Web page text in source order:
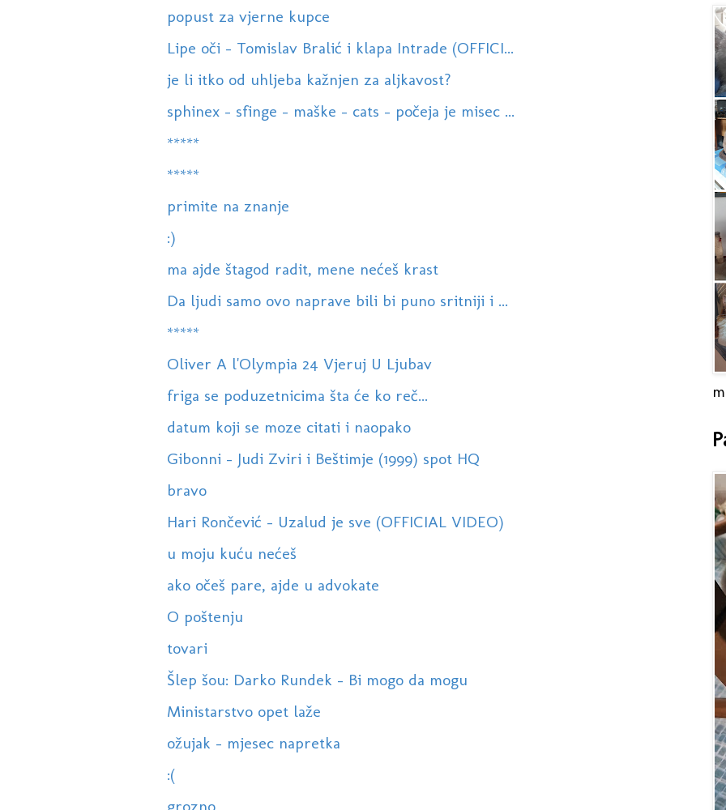
popust za vjerne kupce
Lipe oči - Tomislav Bralić i klapa Intrade (OFFICI...
je li itko od uhljeba kažnjen za aljkavost?
sphinex - sfinge - maške - cats - počeja je misec ...
*****
*****
primite na znanje
:)
ma ajde štagod radit, mene nećeš krast
Da ljudi samo ovo naprave bili bi puno sritniji i ...
*****
Oliver A l'Olympia 24 Vjeruj U Ljubav
friga se poduzetnicima šta će ko reč...
datum koji se moze citati i naopako
Gibonni - Judi Zviri i Beštimje (1999) spot HQ
bravo
Hari Rončević - Uzalud je sve (OFFICIAL VIDEO)
u moju kuću nećeš
ako očeš pare, ajde u advokate
O poštenju
tovari
Šlep šou: Darko Rundek - Bi mogo da mogu
Ministarstvo opet laže
ožujak - mjesec napretka
:(